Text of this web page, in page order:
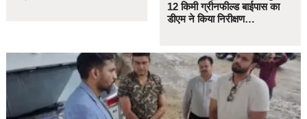
12 किमी ग्रीनफील्ड बाईपास का
डीएम ने किया निरीक्षण…